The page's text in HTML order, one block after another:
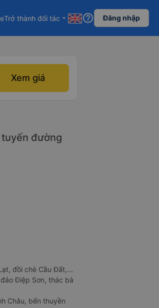
Trở thành đối tác arrow_drop_down help_outline Đăng nhập
Xem giá
đường
đồi chè Cầu Đất,...
Điệp Sơn, thác bà
Châu, bến thuyền